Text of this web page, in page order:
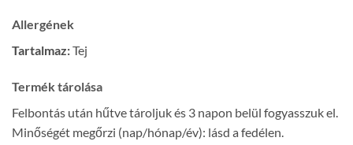
Allergének
Tartalmaz:Tej
Termék tárolása
Felbontás után hűtve tároljuk és 3 napon belül fogyasszuk el.
Minőségét megőrzi (nap/hónap/év): lásd a fedélen.